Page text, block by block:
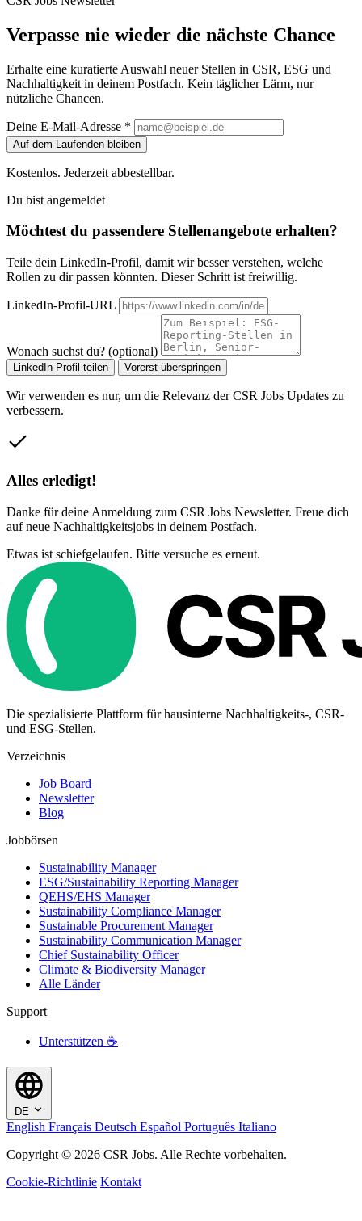
Verpasse nie wieder die nächste Chance
Erhalte eine kuratierte Auswahl neuer Stellen in CSR, ESG und
Nachhaltigkeit in deinem Postfach. Kein täglicher Lärm, nur
nützliche Chancen.
Deine E-Mail-Adresse *
Auf dem Laufenden bleiben
Kostenlos. Jederzeit abbestellbar.
Du bist angemeldet
Möchtest du passendere Stellenangebote erhalten?
Teile dein LinkedIn-Profil, damit wir besser verstehen, welche
Rollen zu dir passen könnten. Dieser Schritt ist freiwillig.
LinkedIn-Profil-URL
Wonach suchst du? (optional)
LinkedIn-Profil teilen Vorerst überspringen
Wir verwenden es nur, um die Relevanz der CSR Jobs Updates zu
verbessern.
Alles erledigt!
Danke für deine Anmeldung zum CSR Jobs Newsletter. Freue dich
auf neue Nachhaltigkeitsjobs in deinem Postfach.
Etwas ist schiefgelaufen. Bitte versuche es erneut.
Die spezialisierte Plattform für hausinterne Nachhaltigkeits-, CSR-
und ESG-Stellen.
Verzeichnis
Job Board
Newsletter
Blog
Jobbörsen
Sustainability Manager
ESG/Sustainability Reporting Manager
QEHS/EHS Manager
Sustainability Compliance Manager
Sustainable Procurement Manager
Sustainability Communication Manager
Chief Sustainability Officer
Climate & Biodiversity Manager
Alle Länder
Support
Unterstützen ☕
DE
English Français Deutsch Español Português Italiano
Copyright © 2026 CSR Jobs. Alle Rechte vorbehalten.
Cookie-Richtlinie Kontakt